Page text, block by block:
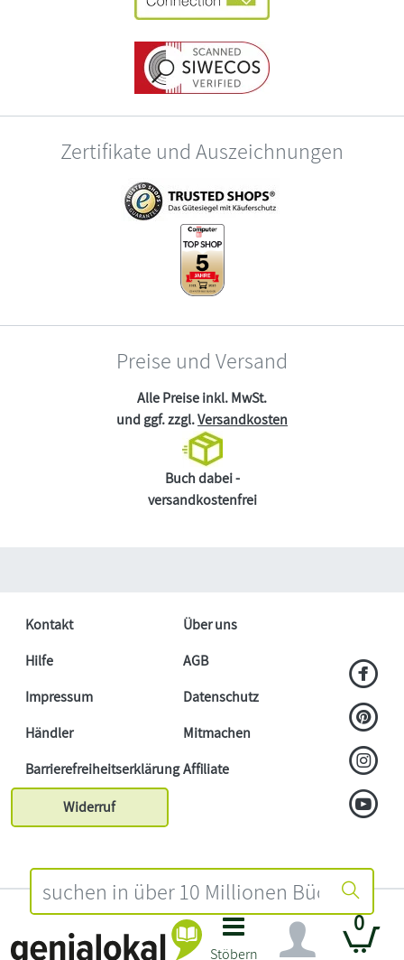
Stöbern
0
Zertifikate und Auszeichnungen
Preise und Versand
Alle Preise inkl. MwSt.
und ggf. zzgl.Versandkosten
Buch dabei -
versandkostenfrei
Kontakt
Über uns
Hilfe
AGB
Impressum
Datenschutz
Händler
Mitmachen
BarrierefreiheitserklärungAffiliate
Widerruf